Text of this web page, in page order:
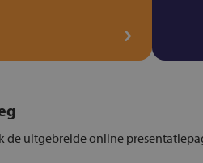
de uitgebreide online